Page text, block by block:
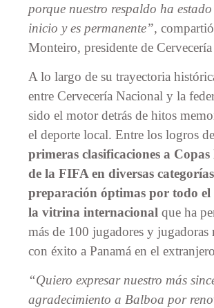
porque nuestro respaldo ha estado
inicio y es permanente”,
Monteiro, presidente de
A lo largo de su trayectoria
entre Cervecería Nacional y la
sido el motor detrás de hitos
el deporte local. Entre los logros
primeras clasificaciones a
de la FIFA en diversas
preparación óptimas por todo
la vitrina internacional que ha
más de 100 jugadores y jugadoras
con éxito a Panamá en el
“Quiero expresar nuestro más
agradecimiento a Balboa por